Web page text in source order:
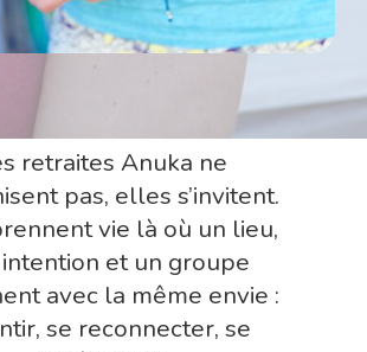
retraites Anuka ne
pas, elles s’invitent.
vie là où un lieu,
et un groupe
avec la même envie :
se reconnecter, se